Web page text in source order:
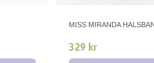
MISS MIRANDA
329 kr